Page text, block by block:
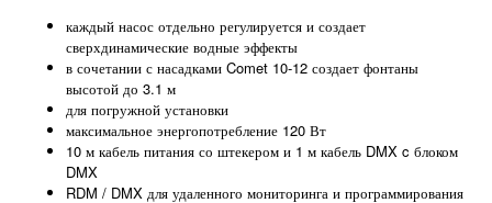
каждый насос отдельно регулируется и создает
сверхдинамические водные эффекты
в сочетании с насадками Comet 10-12 создает фонтаны
высотой до 3.1 м
для погружной установки
максимальное энергопотребление 120 Вт
10 м кабель питания со штекером и 1 м кабель DMX c блоком
DMX
RDM / DMX для удаленного мониторинга и программирования